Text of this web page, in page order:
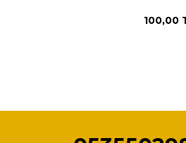
100,00